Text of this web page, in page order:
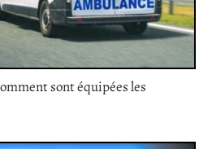
sont équipées les